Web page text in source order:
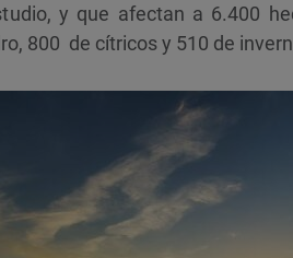
y que afectan a 6.400
800 de cítricos y 510 de